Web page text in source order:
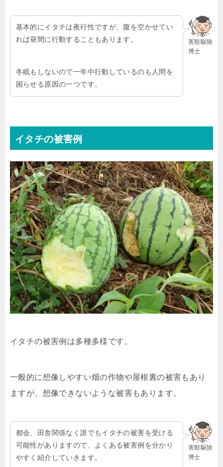
害獣駆除
博士
基本的にイタチは夜行性ですが、腹を空かせてい
れば昼間に行動することもあります。
冬眠もしないので一年中行動しているのも人間を
困らせる原因の一つです。
イタチの被害例
イタチの被害例は多種多様です。
一般的に想像しやすい畑の作物や屋根裏の被害もあり
ますが、想像できないような被害もあります。
害獣駆除
博士
都会、田舎関係なく誰でもイタチの被害を受ける
可能性がありますので、よくある被害例を分かり
やすく紹介していきます。